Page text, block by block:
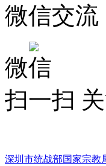
微信交流
微信
扫一扫
深圳市统战部国家宗教